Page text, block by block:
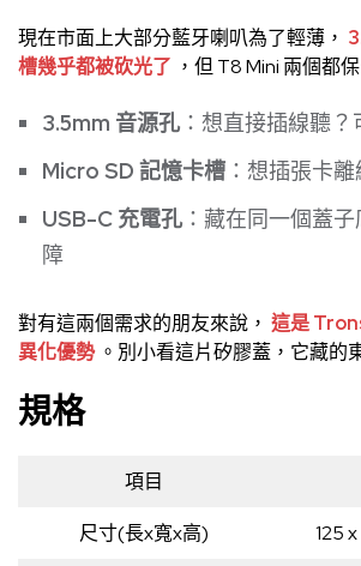
現在市面上大部分藍牙喇叭為了輕薄，
槽幾乎都被砍光了 ，但 T8 Mini 兩個都
3.5mm 音源孔 ：想直接插線聽？
Micro SD 記憶卡槽 ：想插張卡
USB-C 充電孔 ：藏在同一個蓋
障
對有這兩個需求的朋友來說， 這是
異化優勢 。別小看這片矽膠蓋，它藏的
規格
項目
尺寸(長x寬x高) 125